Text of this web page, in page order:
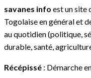
savanes info est un site
Togolaise en général et
au quotidien (politique,
durable, santé,
Récépissé : Démarche